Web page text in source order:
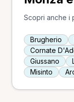
Scopri anche i
Brugherio
Cornate
Giussano
Misinto